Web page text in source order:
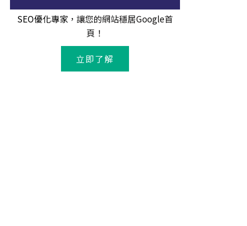
SEO優化專家，讓您的網站穩居Google首
頁！
立即了解